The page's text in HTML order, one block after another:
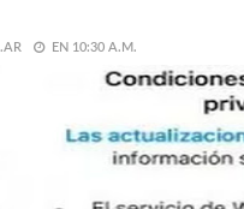
EN 10:30 A.M.